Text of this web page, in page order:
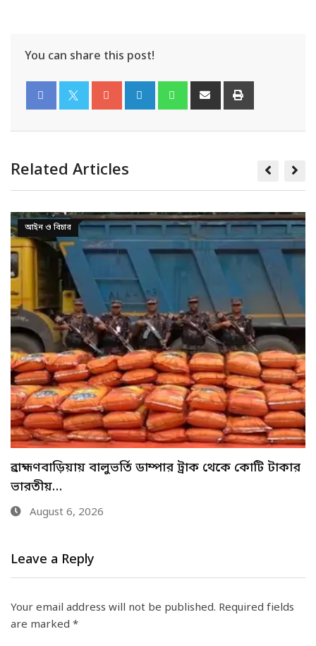
You can share this post!
Related Articles
আইন ও বিচার
মেহেরপুরে শিশু আবির হত্যায় দুই কিশোরের কারাদণ্ড
August 6, 2026
Leave a Reply
Your email address will not be published. Required fields
are marked *